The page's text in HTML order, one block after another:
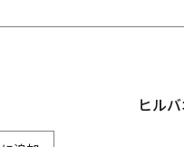
8
ヒル